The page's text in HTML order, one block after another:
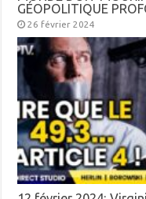
GÉOPOLITIQUE
26 février 2024